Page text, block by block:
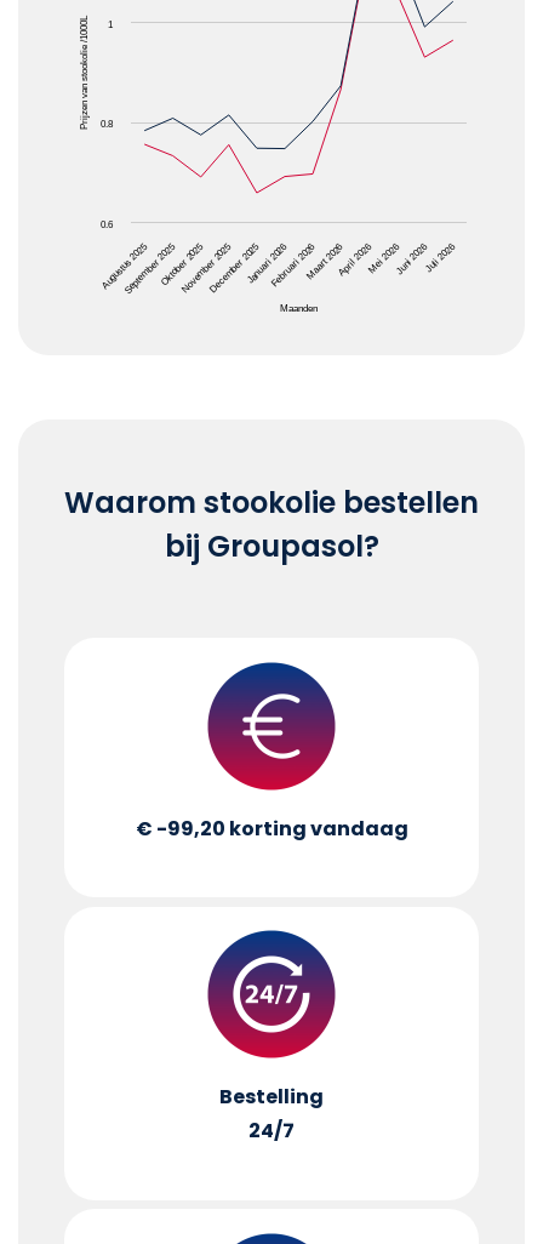
Maanden
Prijzen van stookolie /1000L
Augustus 2025
September 2025Oktober 2025
November 2025December 2025Januari 2026Februari 2026Maart 2026April 2026Mei 2026Juni 2026Juli 2026
0.6
0.8
1
Waarom stookolie bestellen
bij Groupasol?
€ -99,20 korting vandaag
Bestelling
24/7